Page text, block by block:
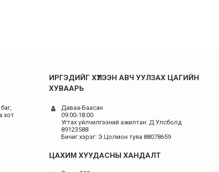
хот
ИРГЭДИЙГ ХҮЛЭЭН АВЧ УУЛЗАХ ЦАГИЙН
ХУВААРЬ
Даваа-Баасан
09:00-18:00
Угтах үйлчилгээний ажилтан: Д.Улсболд
89123588
Бичиг хэрэг: Э.Цолмон туяа 88078659
ЦАХИМ ХУУДАСНЫ ХАНДАЛТ